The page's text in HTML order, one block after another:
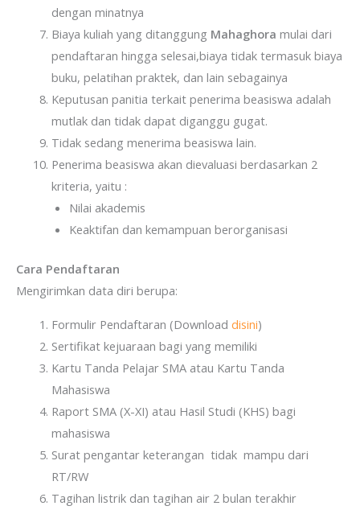
dengan minatnya
Biaya kuliah yang ditanggung Mahaghora mulai dari
pendaftaran hingga selesai,biaya tidak termasuk biaya
buku, pelatihan praktek, dan lain sebagainya
Keputusan panitia terkait penerima beasiswa adalah
mutlak dan tidak dapat diganggu gugat.
Tidak sedang menerima beasiswa lain.
Penerima beasiswa akan dievaluasi berdasarkan 2
kriteria, yaitu :
Nilai akademis
Keaktifan dan kemampuan berorganisasi
Cara Pendaftaran
Mengirimkan data diri berupa:
Formulir Pendaftaran (Download disini)
Sertifikat kejuaraan bagi yang memiliki
Kartu Tanda Pelajar SMA atau Kartu Tanda
Mahasiswa
Raport SMA (X-XI) atau Hasil Studi (KHS) bagi
mahasiswa
Surat pengantar keterangan tidak mampu dari
RT/RW
Tagihan listrik dan tagihan air 2 bulan terakhir